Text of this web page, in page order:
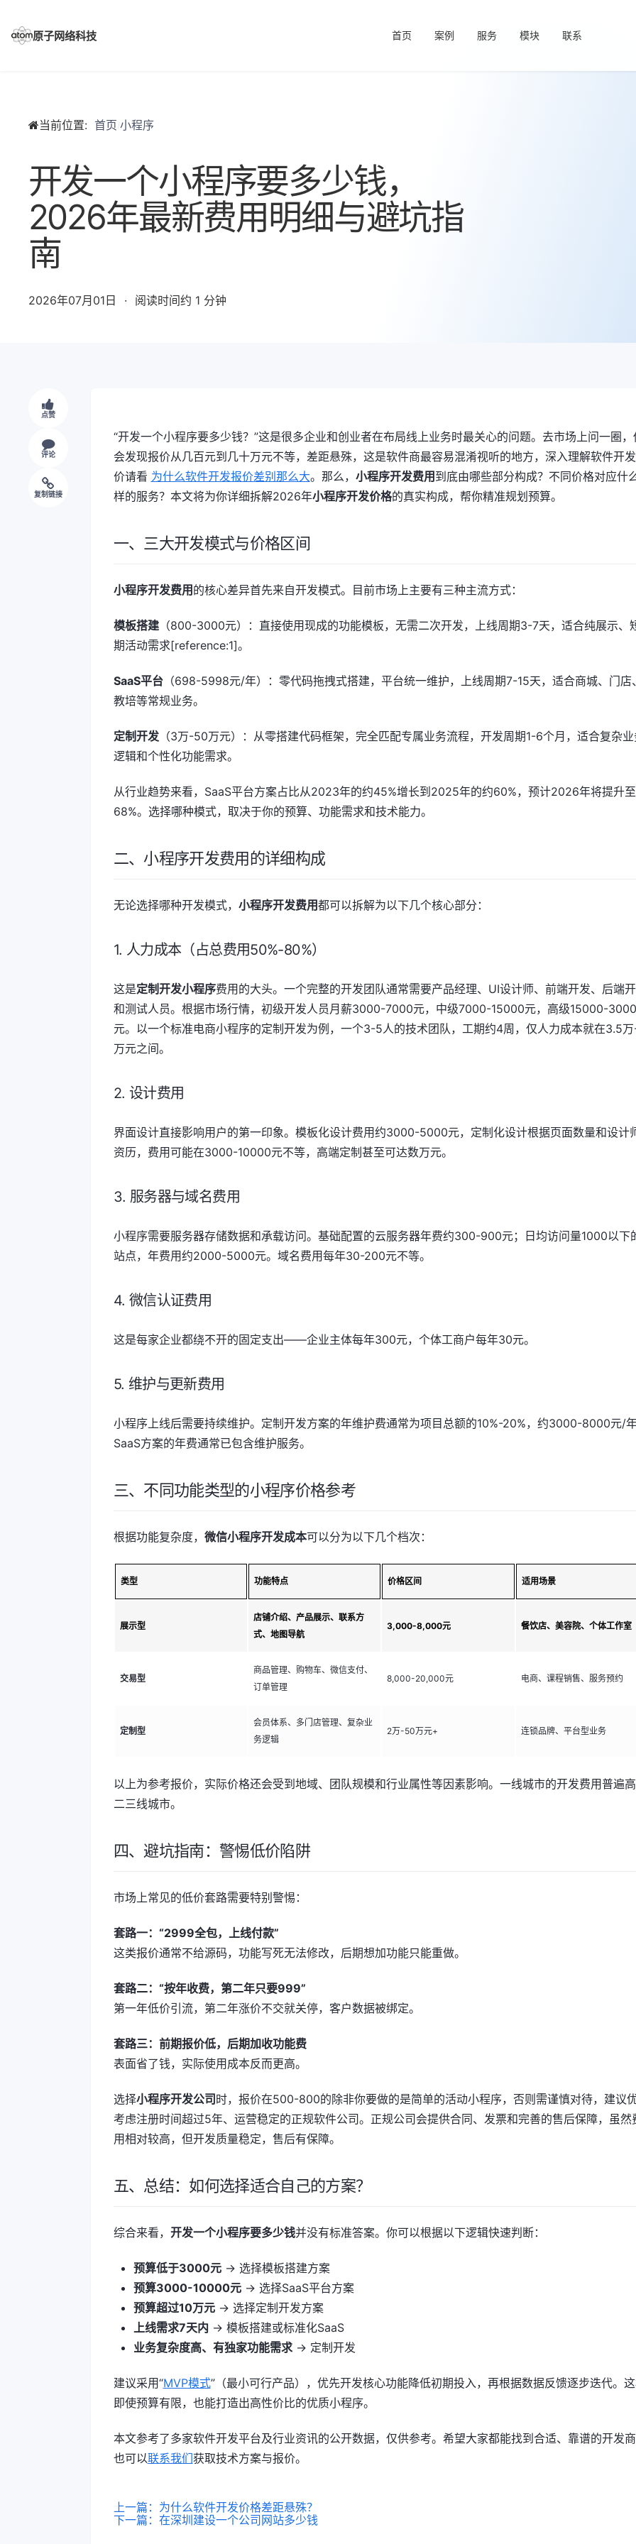
content原子网络科技 首页 案例 服务 模块 联系
当前位置: 首页/小程序
开发一个小程序要多少钱，
2026年最新费用明细与避坑指
南
2026年07月01日 · 阅读时间约 1 分钟
点赞
评论
复制链接
“开发一个小程序要多少钱？”这是很多企业和创业者在布局线上业务时最关心的问题。去市场上问一圈，
会发现报价从几百元到几十万元不等，差距悬殊，这是软件商最容易混淆视听的地方，深入理解软件开
价请看 为什么软件开发报价差别那么大。那么， 小程序开发费用 到底由哪些部分构成？不同价格对应什
样的服务？本文将为你详细拆解2026年小程序开发价格的真实构成，帮你精准规划预算。
一、三大开发模式与价格区间
小程序开发费用 的核心差异首先来自开发模式。目前市场上主要有三种主流方式：
模板搭建（800-3000元）：直接使用现成的功能模板，无需二次开发，上线周期3-7天，适合纯展示、
期活动需求[reference:1]。
SaaS平台（698-5998元/年）：零代码拖拽式搭建，平台统一维护，上线周期7-15天，适合商城、门店
教培等常规业务。
定制开发（3万-50万元）：从零搭建代码框架，完全匹配专属业务流程，开发周期1-6个月，适合复杂业
逻辑和个性化功能需求。
从行业趋势来看，SaaS平台方案占比从2023年的约45%增长到2025年的约60%，预计2026年将提升至
68%。选择哪种模式，取决于你的预算、功能需求和技术能力。
二、小程序开发费用的详细构成
无论选择哪种开发模式， 小程序开发费用都可以拆解为以下几个核心部分：
1. 人力成本（占总费用50%-80%）
这是定制开发小程序费用的大头。一个完整的开发团队通常需要产品经理、UI设计师、前端开发、后端
和测试人员。根据市场行情，初级开发人员月薪3000-7000元，中级7000-15000元，高级15000-
元。以一个标准电商小程序的定制开发为例，一个3-5人的技术团队，工期约4周，仅人力成本就在3.5
万元之间。
2. 设计费用
界面设计直接影响用户的第一印象。模板化设计费用约3000-5000元，定制化设计根据页面数量和设计
资历，费用可能在3000-10000元不等，高端定制甚至可达数万元。
3. 服务器与域名费用
小程序需要服务器存储数据和承载访问。基础配置的云服务器年费约300-900元；日均访问量1000以下
站点，年费用约2000-5000元。域名费用每年30-200元不等。
4. 微信认证费用
这是每家企业都绕不开的固定支出——企业主体每年300元，个体工商户每年30元。
5. 维护与更新费用
小程序上线后需要持续维护。定制开发方案的年维护费通常为项目总额的10%-20%，约3000-8000元/
SaaS方案的年费通常已包含维护服务。
三、不同功能类型的小程序价格参考
根据功能复杂度， 微信小程序开发成本可以分为以下几个档次：
类型 功能特点 价格区间 适用场景
展示型
店铺介绍、产品展示、联系方
式、地图导航
3,000-8,000元 餐饮店、美容院、个体工作室
交易型
商品管理、购物车、微信支付、
订单管理
8,000-20,000元 电商、课程销售、服务预约
定制型
会员体系、多门店管理、复杂业
务逻辑
2万-50万元+ 连锁品牌、平台型业务
以上为参考报价，实际价格还会受到地域、团队规模和行业属性等因素影响。一线城市的开发费用普遍
二三线城市。
四、避坑指南：警惕低价陷阱
市场上常见的低价套路需要特别警惕：
套路一：“2999全包，上线付款”
这类报价通常不给源码，功能写死无法修改，后期想加功能只能重做。
套路二：“按年收费，第二年只要999”
第一年低价引流，第二年涨价不交就关停，客户数据被绑定。
套路三：前期报价低，后期加收功能费
表面省了钱，实际使用成本反而更高。
选择小程序开发公司 时，报价在500-800的除非你要做的是简单的活动小程序，否则需谨慎对待，建议
考虑注册时间超过5年、运营稳定的正规软件公司。正规公司会提供合同、发票和完善的售后保障，虽然
用相对较高，但开发质量稳定，售后有保障。
五、总结：如何选择适合自己的方案？
综合来看， 开发一个小程序要多少钱并没有标准答案。你可以根据以下逻辑快速判断：
预算低于3000元→ 选择模板搭建方案
预算3000-10000元→ 选择SaaS平台方案
预算超过10万元→ 选择定制开发方案
上线需求7天内 → 模板搭建或标准化SaaS
业务复杂度高、有独家功能需求→ 定制开发
建议采用“MVP模式”（最小可行产品），优先开发核心功能降低初期投入，再根据数据反馈逐步迭代。
即使预算有限，也能打造出高性价比的优质小程序。
本文参考了多家软件开发平台及行业资讯的公开数据，仅供参考。希望大家都能找到合适、靠谱的开发
也可以联系我们获取技术方案与报价。
文
上一篇：为什么软件开发价格差距悬殊？
下一篇：在深圳建设一个公司网站多少钱